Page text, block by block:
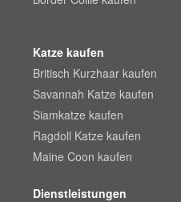
Katze kaufen
Britisch Kurzhaar kaufen
Savannah Katze kaufen
Siamkatze kaufen
Ragdoll Katze kaufen
Maine Coon kaufen
Dienstleistungen